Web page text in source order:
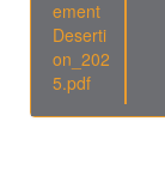
ement
Deserti
on_202
5.pdf